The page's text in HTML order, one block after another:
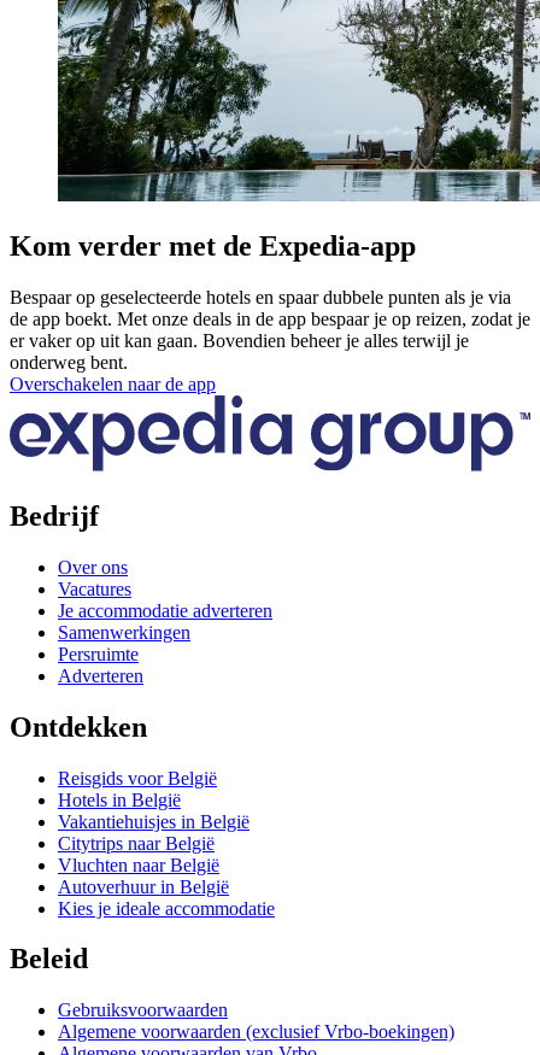
Kom verder met de Expedia-app
Bespaar op geselecteerde hotels en spaar dubbele punten als je via
de app boekt. Met onze deals in de app bespaar je op reizen, zodat je
er vaker op uit kan gaan. Bovendien beheer je alles terwijl je
onderweg bent.
Overschakelen naar de app
Bedrijf
Over ons
Vacatures
Je accommodatie adverteren
Samenwerkingen
Persruimte
Adverteren
Ontdekken
Reisgids voor België
Hotels in België
Vakantiehuisjes in België
Citytrips naar België
Vluchten naar België
Autoverhuur in België
Kies je ideale accommodatie
Beleid
Gebruiksvoorwaarden
Algemene voorwaarden (exclusief Vrbo-boekingen)